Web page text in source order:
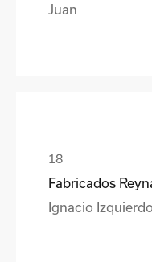
Juan
Fabricados
Ignacio Izquierdo